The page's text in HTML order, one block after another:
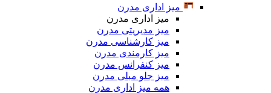
میز اداری مدرن
میز اداری مدرن
میز مدیریتی مدرن
میز کارشناسی مدرن
میز کارمندی مدرن
میز کنفرانس مدرن
میز جلو مبلی مدرن
همه میز اداری مدرن